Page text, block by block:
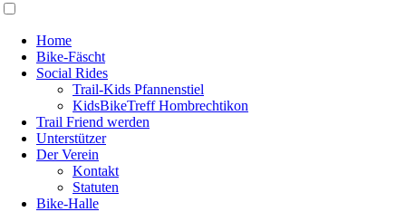
Home
Bike-Fäscht
Social Rides
Trail-Kids Pfannenstiel
KidsBikeTreff Hombrechtikon
Trail Friend werden
Unterstützer
Der Verein
Kontakt
Statuten
Bike-Halle